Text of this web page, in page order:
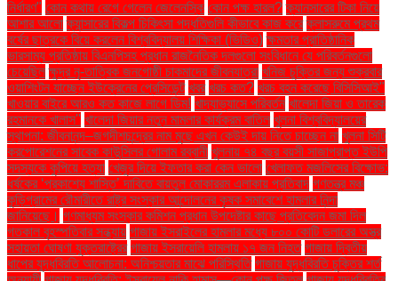
নির্ধারণ" কোন কথায় রেগে গেলেন জেলেনস্কি কোন পক্ষ হারল? ক্যানসারের টিকা নিয়ে
আশার আলো ক্যান্সারের বিকল্প চিকিৎসা পদ্ধতিগুলি কীভাবে কাজ করে ক্লাসরুমে প্রথম
বর্ষের ছাত্রকে বিয়ে করলেন বিশ্ববিদ্যালয় শিক্ষিকা (ভিডিও) ক্ষমতার প্রাতিষ্ঠানিক
ভারসাম্য প্রতিষ্ঠায় বিএনপিসহ প্রধান রাজনৈতিক দলগুলো সংবিধানে যে পরিবর্তনগুলো
চেয়েছিল ক্ষুদ্র নৃ-তাত্বিক জনগোষ্ঠী চাকমাদের জীবনযাত্রা খনিজ চুক্তির জন্য শুক্রবার
ওয়াশিংটন যাচ্ছেন ইউক্রেনের প্রেসিডেন্ট খবর খরচ কত? খরচ বহন করেছে বিসিসিআই"
খাওয়ার বাইরে আরও কত কাজে লাগে ডিম! খাদ্যাভ্যাসে পরিবর্তন খালেদা জিয়া ও তারেক
রহমানকে খালাস'' খালেদা জিয়ার নতুন মামলার কার্যক্রম বাতিল খুলনা বিশ্ববিদ্যালয়ের
স্থাপনা: জীবনানন্দ–জগদীশচন্দ্রের নাম মুছে এখন কেউই দায় নিতে চাচ্ছেন না খুলনা সিটি
করপোরেশনের সাবেক কাউন্সিলর গোলাম রব্বানী খুলনায় ৭৪ বছর বয়সী সাজাপ্রাপ্ত ইউপি
সদস্যকে কুপিয়ে হত্যা খেজুর দিয়ে ইফতার করা কেন ভালো খেলাফত মজলিসের বিক্ষোভ:
ধর্ষকের ‘প্রকাশ্যে শাস্তি’ দাবিতে বায়তুল মোকাররম এলাকায় প্রতিবাদ গণতন্ত্র মঞ্চ
কুড়িগ্রামের রৌমারীতে রাষ্ট্র সংস্কার আন্দোলনের কৃষক সমাবেশে হামলার নিন্দা
জানিয়েছে। গণমাধ্যম সংস্কার কমিশন প্রধান উপদেষ্টার কাছে প্রতিবেদন জমা দিল
গতকাল বৃহস্পতিবার সন্ধ্যায় গাজায় ইসরাইলের হামলার মধ্যে ৮০০ কোটি ডলারের অস্ত্র
সহায়তা ঘোষণা যুক্তরাষ্ট্রের গাজায় ইসরায়েলি হামলায় ১৭ জন নিহত গাজায় দ্বিতীয়
ধাপের যুদ্ধবিরতি আলোচনা: অনিশ্চয়তার মাঝে পরিস্থিতি গাজায় যুদ্ধবিরতি চুক্তির শর্ত